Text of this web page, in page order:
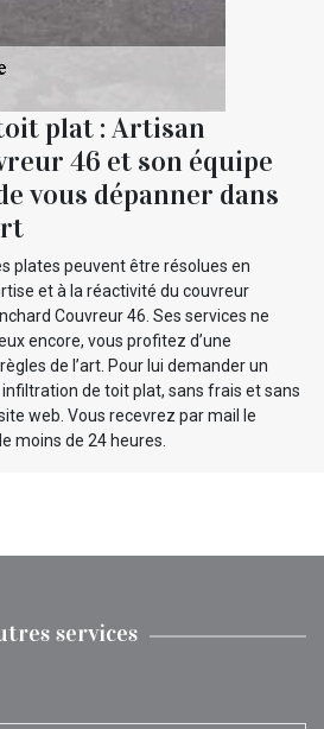
plat : Artisan
46 et son équipe
vous dépanner dans
plates peuvent être résolues en
et à la réactivité du couvreur
Couvreur 46. Ses services ne
encore, vous profitez d’une
de l’art. Pour lui demander un
de toit plat, sans frais et sans
web. Vous recevrez par mail le
moins de 24 heures.
services